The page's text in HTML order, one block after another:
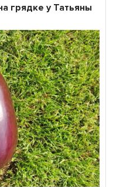
грядке у Татьяны